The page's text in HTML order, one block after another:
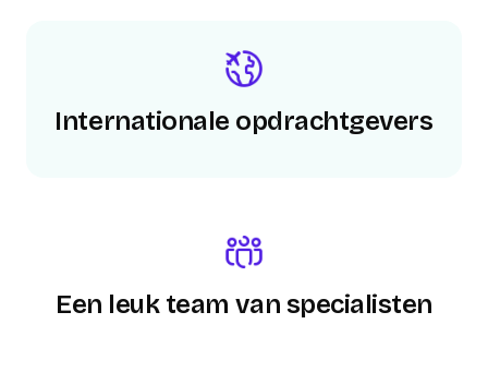
Internationale opdrachtgevers
Een leuk team van specialisten